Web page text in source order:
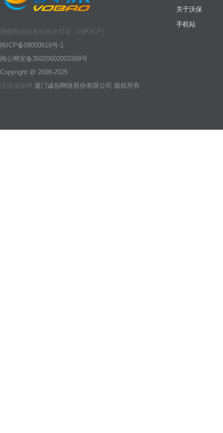
增值电信业务经营许可证（ISP/ICP）
闽ICP备08003619号-1
闽公网安备35020602003368号
Copyright @ 2008-2025
沃保保险网 厦门诚创网络股份有限公司 版权所有
关于沃保
手机站